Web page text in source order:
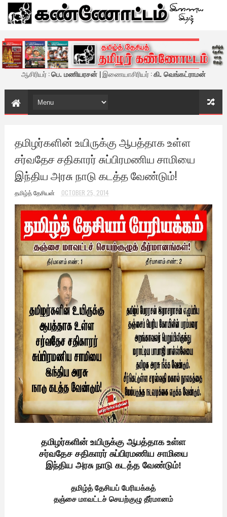
கண்ணோட்டம் - இணைய இதழ்
ஆசிரியர் :பெ. மணியரசன் | இணையாசிரியர் :கி. வெங்கட்ராமன்
தமிழர்களின் உயிருக்கு ஆபத்தாக உள்ள
சர்வதேச சதிகாரர் சுப்பிரமணிய சாமியை
இந்திய அரசு நாடு கடத்த வேண்டும்!
தமிழ்த் தேசியன் OCTOBER 25, 2014
தமிழர்களின் உயிருக்கு ஆபத்தாக உள்ள
சர்வதேச சதிகாரர் சுப்பிரமணிய சாமியை
இந்திய அரசு நாடு கடத்த வேண்டும்!
தமிழ்த் தேசியப் பேரியக்கத்
தஞ்சை மாவட்டச் செயற்குழு தீர்மானம்